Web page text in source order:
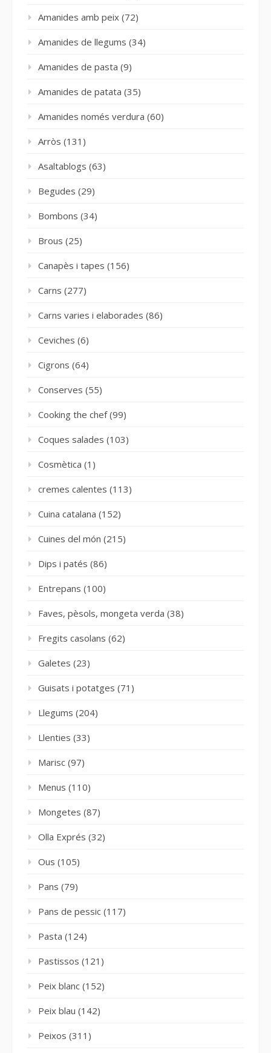
Amanides amb peix (72)
Amanides de llegums (34)
Amanides de pasta (9)
Amanides de patata (35)
Amanides només verdura (60)
Arròs (131)
Asaltablogs (63)
Begudes (29)
Bombons (34)
Brous (25)
Canapès i tapes (156)
Carns (277)
Carns varies i elaborades (86)
Ceviches (6)
Cigrons (64)
Conserves (55)
Cooking the chef(99)
Coques salades (103)
Cosmètica (1)
cremes calentes (113)
Cuina catalana (152)
Cuines del món (215)
Dips i patés (86)
Entrepans (100)
Faves, pèsols, mongeta verda (38)
Fregits casolans (62)
Galetes (23)
Guisats i potatges (71)
Llegums (204)
Llenties (33)
Marisc (97)
Menus (110)
Mongetes (87)
Olla Exprés (32)
Ous (105)
Pans (79)
Pans de pessic (117)
Pasta (124)
Pastissos (121)
Peix blanc (152)
Peix blau (142)
Peixos (311)